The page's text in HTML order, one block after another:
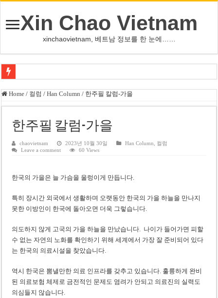
Xin Chao Vietnam
xinchaovietnam, 베트남 정보를 한 눈에……
쩐 타인 먼 베트남 국회의장 “외교 성과, 국가 위상 제고에 크게 기여”
싱가포르 하오마트, 마지막 프리미엄 매장 폐점… 적자·소송 악재 속 사업 축
베트남 은행 분기 순이익 1조 동 시대…비엣콤뱅크 등 5곳 돌파
팜 녓 브엉 빈그룹 회장 딸, 그룹 계열사 경영에 첫 등장
베트남 세무당국, 납세자 정보 공개 기준·절차 명확화
Home / 컬럼 / Han Column / 한주필 칼럼-가을
한주필 칼럼-가을
chaovietnam 2023년 10월 30일 Han Column
컬럼
Leave a comment
60 Views
한국의 가을은 늘 가슴을 울렁이게 만듭니다.
특히 장시간 외국에서 생활하며 오랫동안 한국의 가을 하늘을 만나지
못한 이방인이 한국에 돌아오면 더욱 그렇습니다.
의도하지 않게 고국의 가을 하늘을 만났습니다. 나이가 들어가면 피할
수 없는 자연의 노화를 확인하기 위해 세계에서 가장 잘 준비되어 있다
는 한국의 의료시설을 찾았습니다.
역시 한국은 뽐낼만한 의료 인프라를 갖추고 있습니다. 훌륭하게 완비
된 의료보험 체제로 금전적인 문제도 염려가 안되고 의료진의 실력도
의심들지 않습니다.